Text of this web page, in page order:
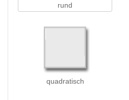
rund
quadratisch